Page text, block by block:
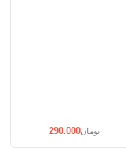
قیمت اصلی: تومان530.000 بود.
تومان290.000قیمت فعلی: